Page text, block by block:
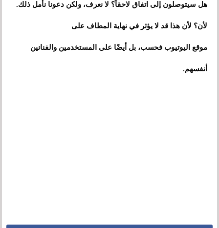
هل سيتوصلون إلى اتفاق لاحقاً؟ لا نعرف، ولكن دعونا نأمل ذلك.
لأن؟ لأن هذا قد لا يؤثر في نهاية المطاف على
موقع اليوتيوب فحسب، بل أيضًا على المستخدمين والفنانين
أنفسهم.